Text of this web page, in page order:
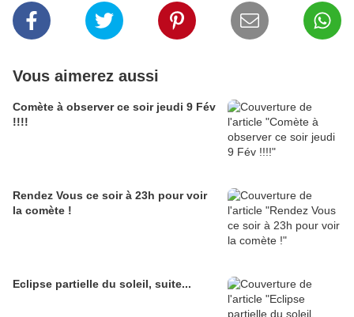
Vous aimerez aussi
Comète à observer ce soir jeudi 9 Fév
!!!!
Rendez Vous ce soir à 23h pour voir
la comète !
Eclipse partielle du soleil, suite...